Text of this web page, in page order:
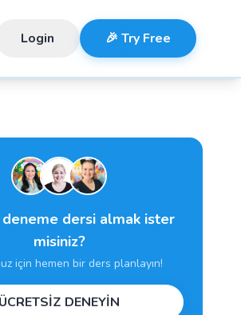
Login 🎉 Try Free
dersi almak ister
misiniz?
için hemen bir ders planlayın!
ÜCRETSİZ DENEYİN